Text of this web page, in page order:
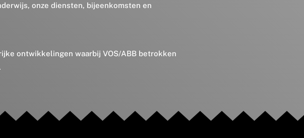
onze diensten, bijeenkomsten en
ontwikkelingen waarbij VOS/ABB betrokken